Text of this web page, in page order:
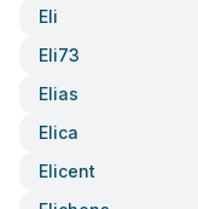
Eli
Eli73
Elias
Elica
Elicent